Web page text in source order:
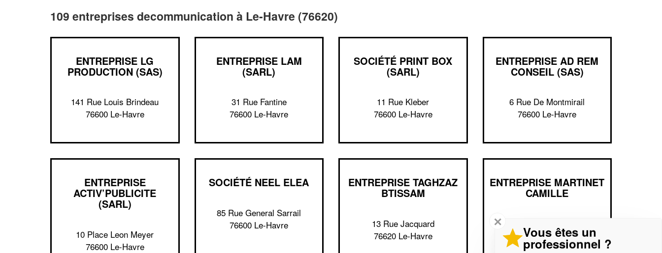
109 entreprises decommunication à Le-Havre (76620)
ENTREPRISE LG
PRODUCTION (SAS)
141 Rue Louis Brindeau
76600 Le-Havre
ENTREPRISE LAM
(SARL)
31 Rue Fantine
76600 Le-Havre
SOCIÉTÉ PRINT BOX
(SARL)
11 Rue Kleber
76600 Le-Havre
ENTREPRISE AD REM
CONSEIL (SAS)
6 Rue De Montmirail
76600 Le-Havre
ENTREPRISE
ACTIV’PUBLICITE
(SARL)
10 Place Leon Meyer
76600 Le-Havre
SOCIÉTÉ NEEL ELEA
85 Rue General Sarrail
76600 Le-Havre
ENTREPRISE TAGHZAZ
BTISSAM
13 Rue Jacquard
76620 Le-Havre
ENTREPRISE MARTINET
CAMILLE
76600 Le-Havre
✕
Vous êtes un
professionnel ?